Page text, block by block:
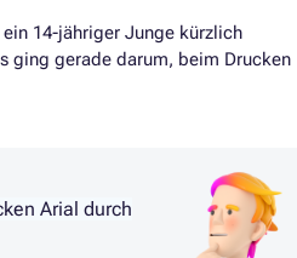
14-jähriger Junge kürzlich
ging gerade darum, beim Drucken
Arial durch